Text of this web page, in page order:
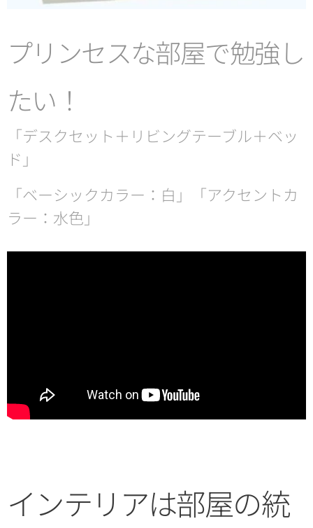
プリンセスな部屋で勉強し
たい！
「デスクセット＋リビングテーブル＋ベッ
ド」
「ベーシックカラー：白」「アクセントカ
ラー：水色」
インテリアは部屋の統